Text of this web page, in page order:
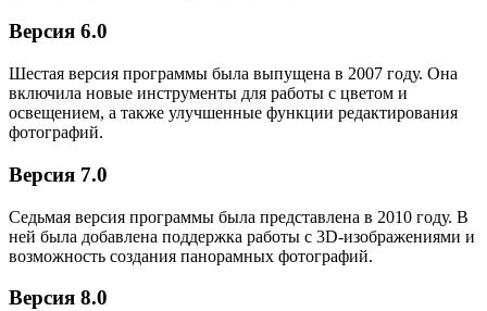
Версия 6.0
Шестая версия программы была выпущена в 2007 году. Она
включила новые инструменты для работы с цветом и
освещением, а также улучшенные функции редактирования
фотографий.
Версия 7.0
Седьмая версия программы была представлена в 2010 году. В
ней была добавлена поддержка работы с 3D-изображениями и
возможность создания панорамных фотографий.
Версия 8.0